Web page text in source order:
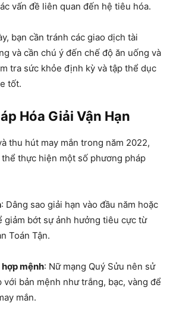
vấn đề liên quan đến hệ tiêu hóa.
bạn cần tránh các giao dịch tài
và cần chú ý đến chế độ ăn uống và
tra sức khỏe định kỳ và tập thể dục
tốt.
Hóa Giải Vận Hạn
thu hút may mắn trong năm 2022,
thực hiện một số phương pháp
: Dâng sao giải hạn vào đầu năm hoặc
giảm bớt sự ảnh hưởng tiêu cực từ
Toán Tận.
mệnh: Nữ mạng Quý Sửu nên sử
với bản mệnh như trắng, bạc, vàng để
mắn.